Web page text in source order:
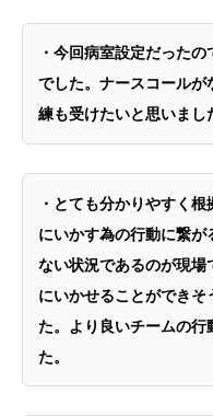
・今回病室設定だった
でした。ナースコールが
練も受けたいと思いまし
・とても分かりやすく
にいかす為の行動に繋
ない状況であるのが現
にいかせることができ
た。より良いチームの
た。